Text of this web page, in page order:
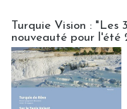
Turquie Vision : "Les
nouveauté pour l'été